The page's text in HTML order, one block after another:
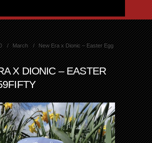
March
New Era x Dionic – Easter Egg
X DIONIC – EASTER